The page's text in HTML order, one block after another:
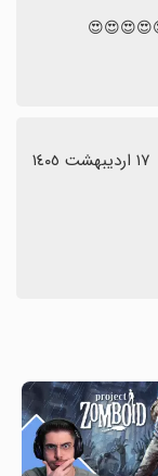
١٧ اردیبهشت ١٤٠٥